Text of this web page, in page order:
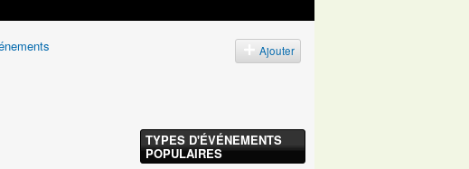
Ajouter
TYPES D'ÉVÉNEMENTS
POPULAIRES